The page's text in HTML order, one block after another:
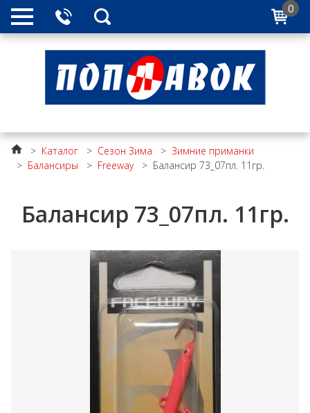
0
> Каталог > Сезон Зима > Зимние приманки
> Балансиры > Freeway > Балансир 73_07пл. 11гр.
Балансир 73_07пл. 11гр.